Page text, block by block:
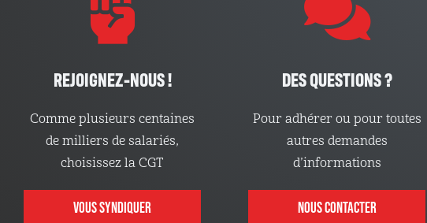
REJOIGNEZ-NOUS !
Comme plusieurs centaines
de milliers de salariés,
choisissez la CGT
VOUS SYNDIQUER
DES QUESTIONS ?
Pour adhérer ou pour toutes
autres demandes
d’informations
NOUS CONTACTER